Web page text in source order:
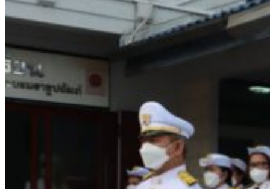
ห้องสมุดและคลังข้อมูล
รายการอาหาร
รายงานการประเมินสถานศึกษา
แผนปฏิบัติการปีงบประมาณ 2568
จัดซื้อจัดจ้าง
รายงานงบทดลอง
ภาพกิจกรรม
เผยแพร่ผลงานทางวิชาการ
หมายเลขโทรศัพท์ภายใน
ระบบแจ้งเรื่องร้องเรียน